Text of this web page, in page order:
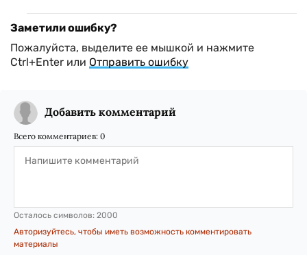
Заметили ошибку?
Пожалуйста, выделите ее мышкой и нажмите
Ctrl+Enter или Отправить ошибку
Добавить комментарий
Всего комментариев: 0
Осталось символов: 2000
Авторизуйтесь, чтобы иметь возможность комментировать
материалы